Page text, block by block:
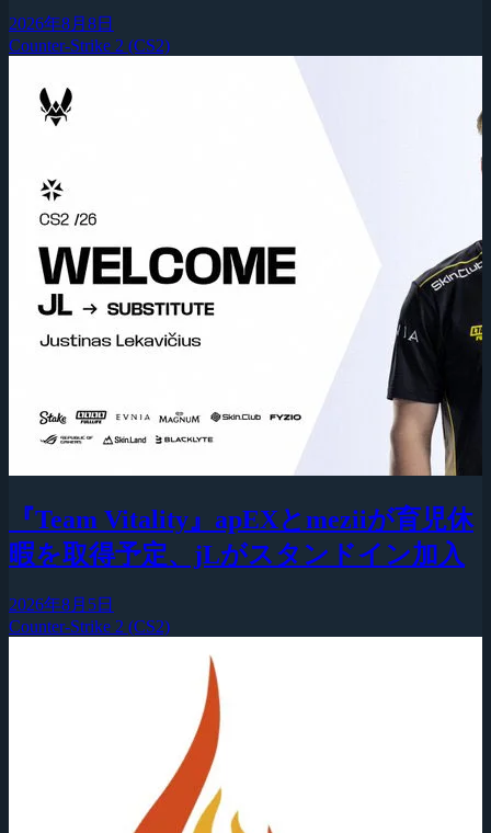
2026年8月8日
Counter-Strike 2 (CS2)
『Team Vitality』apEXとmeziiが育児休
暇を取得予定、jLがスタンドイン加入
2026年8月5日
Counter-Strike 2 (CS2)